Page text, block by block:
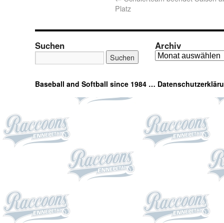
Platz
Suchen Archiv
Baseball and Softball since 1984 …